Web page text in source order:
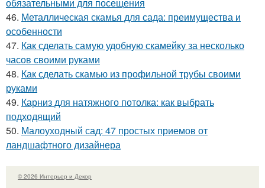
46. Металлическая скамья для сада: преимущества и
особенности
47. Как сделать самую удобную скамейку за несколько
часов своими руками
48. Как сделать скамью из профильной трубы своими
руками
49. Карниз для натяжного потолка: как выбрать
подходящий
50. Малоуходный сад: 47 простых приемов от
ландшафтного дизайнера
© 2026 Интерьер и Декор